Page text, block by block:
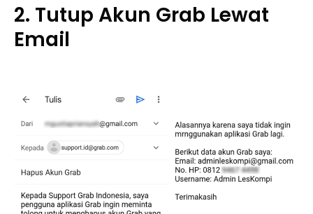
2. Tutup Akun Grab Lewat
Email